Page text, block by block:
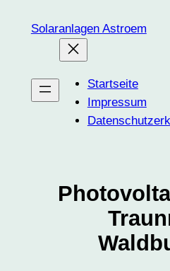
InhaltSolaranlagen Astroem
Startseite
Impressum